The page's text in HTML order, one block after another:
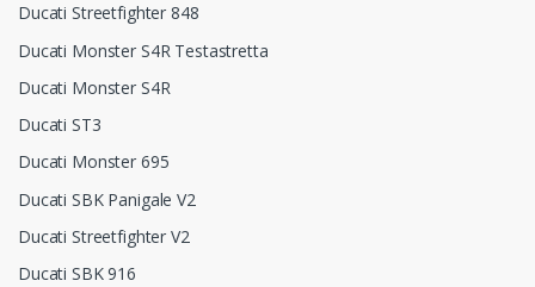
Ducati Streetfighter 848
Ducati Monster S4R Testastretta
Ducati Monster S4R
Ducati ST3
Ducati Monster 695
Ducati SBK Panigale V2
Ducati Streetfighter V2
Ducati SBK 916